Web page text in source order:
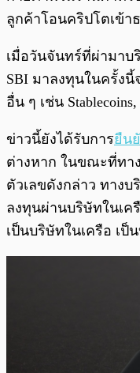
ลูกค้าโอนคริปโตเข้า
เมื่อวันจันทร์ที่ผ่ามาบ
SBI มาลงทุนในครั้ง
อื่น ๆ เช่น Stablecoins,
ข่าวนี้ยังได้รับการยืน
ต่างหาก ในขณะที่ทา
ตัวเลขดังกล่าว ทางบ
ลงทุนผ่านบริษัทในเครื
เป็นบริษัทในเครือ เ